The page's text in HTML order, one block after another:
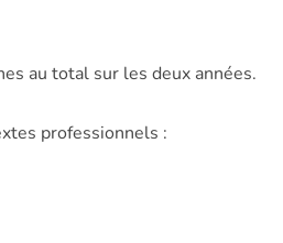
au total sur les deux années.
professionnels :